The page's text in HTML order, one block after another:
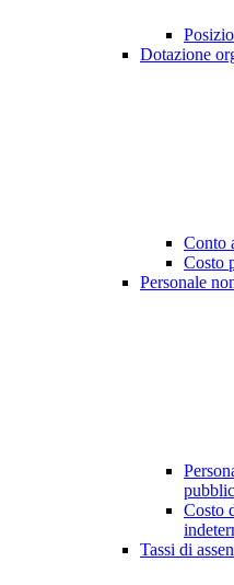
Dotazione
Conto
Costo
Personale
Costo
Tassi di